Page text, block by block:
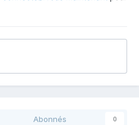
Abonnés 0